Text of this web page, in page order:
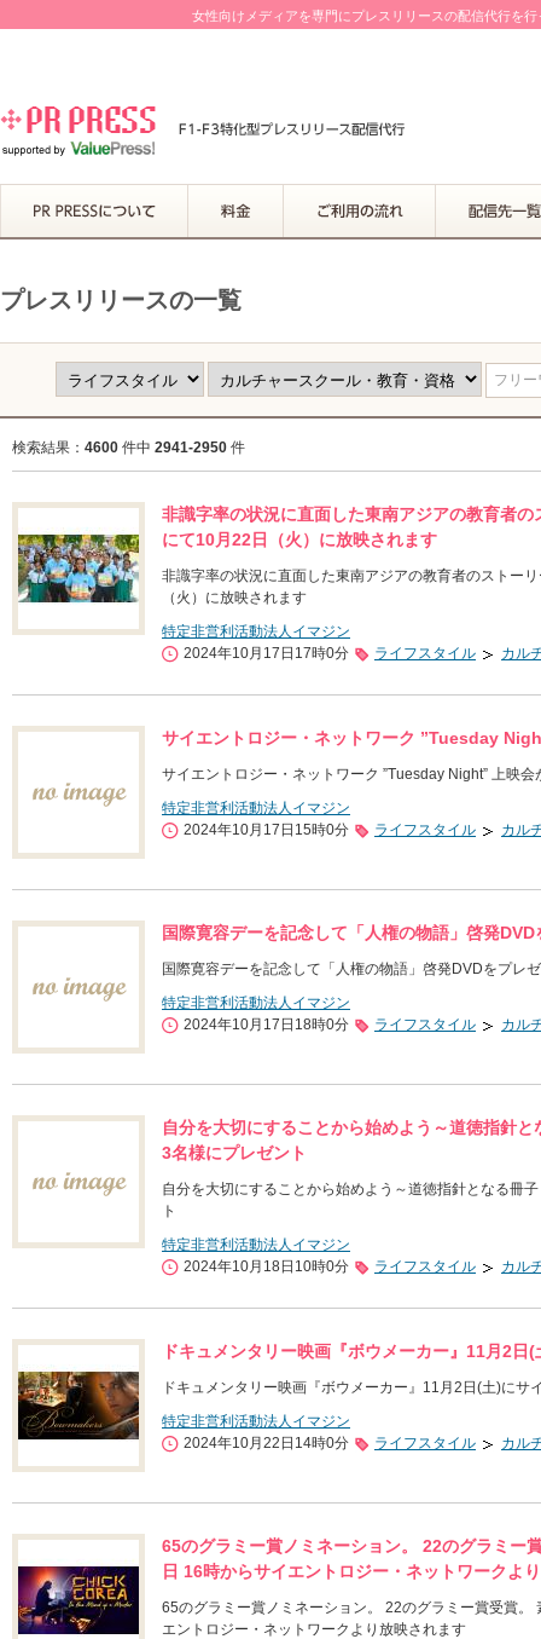
女性向けメディアを専門にプレスリリースの配信代行を
プレスリリースの一覧
フリ
検索結果： 4600 件中 2941-2950 件
非識字率の状況に直面した東南アジアの教育者
にて10月22日（火）に放映されます
非識字率の状況に直面した東南アジアの教育者のストー
（火）に放映されます
特定非営利活動法人イマジン
2024年10月17日17時0分
ライフスタイル カル
サイエントロジー・ネットワーク ”Tuesday
サイエントロジー・ネットワーク ”Tuesday Night” 上映
特定非営利活動法人イマジン
2024年10月17日15時0分
ライフスタイル カル
国際寛容デーを記念して「人権の物語」啓発DVD
国際寛容デーを記念して「人権の物語」啓発DVDをプレ
特定非営利活動法人イマジン
2024年10月17日18時0分
ライフスタイル カル
自分を大切にすることから始めよう～道徳指針
3名様にプレゼント
自分を大切にすることから始めよう～道徳指針となる冊
ト
特定非営利活動法人イマジン
2024年10月18日10時0分
ライフスタイル カル
ドキュメンタリー映画『ボウメーカー』11月2
ドキュメンタリー映画『ボウメーカー』11月2日(土)にサ
特定非営利活動法人イマジン
2024年10月22日14時0分
ライフスタイル カル
65のグラミー賞ノミネーション。 22のグラミー
日 16時からサイエントロジー・ネットワークよ
65のグラミー賞ノミネーション。 22のグラミー賞受賞
エントロジー・ネットワークより放映されます